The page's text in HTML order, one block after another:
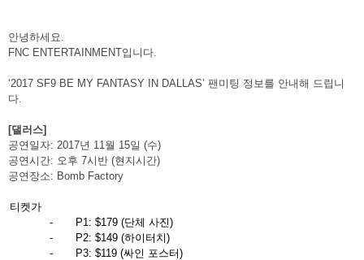
안녕하세요
FNC ENTERTAINMENT입니다
‘2017 SF9 BE MY FANTASY IN DALLAS’ 팬미팅 정보를 안내해 드립니
다
[댈러스]
공연일자: 2017년 11 월 15일 (수)
공연시간: 오후 7시반 (현지시간)
공연장소: Bomb Factory
티켓가
-
P1: $179 (단체 사진)
-
P2: $149 (하이터치)
-
P3: $119 (싸인 포스터)